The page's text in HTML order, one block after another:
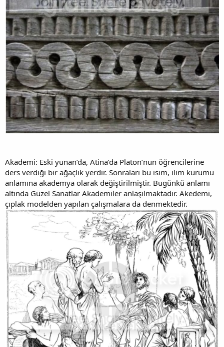
Akademi: Eski yunan’da, Atina’da Platon’nun öğrencilerine
ders verdiği bir ağaçlık yerdir. Sonraları bu isim, ilim kurumu
anlamına akademya olarak değiştirilmiştir. Bugünkü anlamı
altında Güzel Sanatlar Akademiler anlaşılmaktadır. Akedemi,
çıplak modelden yapılan çalışmalara da denmektedir.